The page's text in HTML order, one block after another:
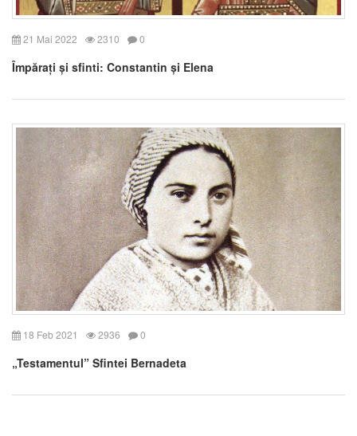
21 Mai 2022 2310 0
Împărați și sfinti: Constantin și Elena
18 Feb 2021 2936 0
„Testamentul” Sfintei Bernadeta